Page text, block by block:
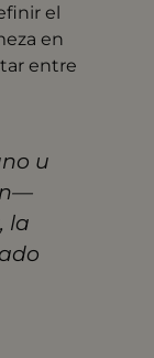
el
en
entre
u
la